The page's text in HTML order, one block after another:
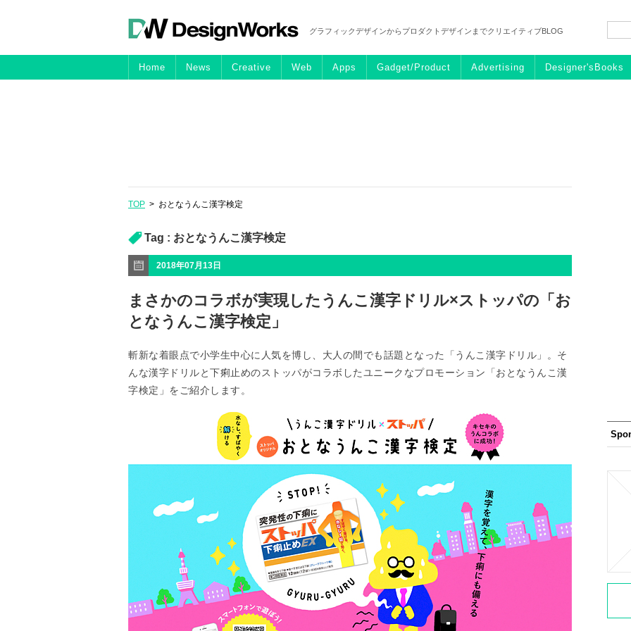
グラフィックデザインからプロダクトデザインまでクリエイティブBLOG
Home News Creative Web Apps Gadget/Product Advertising Designer'sBooks
TOP > おとなうんこ漢字検定
Tag : おとなうんこ漢字検定
2018年07月13日
まさかのコラボが実現したうんこ漢字ドリル×ストッパの「お
となうんこ漢字検定」
斬新な着眼点で小学生中心に人気を博し、大人の間でも話題となった「うんこ漢字ドリル」。そ
んな漢字ドリルと下痢止めのストッパがコラボしたユニークなプロモーション「おとなうんこ漢
字検定」をご紹介します。